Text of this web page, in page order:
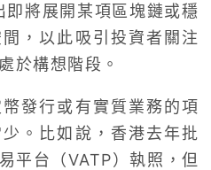
將展開某項區塊鏈或穩
，以此吸引投資者關注
於構想階段。
發行或有實質業務的項
。比如說，香港去年批
平台（VATP）執照，但